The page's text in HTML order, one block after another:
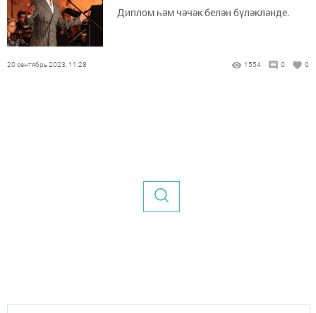
Диплом һәм чәчәк белән бүләкләнде.
20 сентябрь 2023, 11:28 1554 0 0